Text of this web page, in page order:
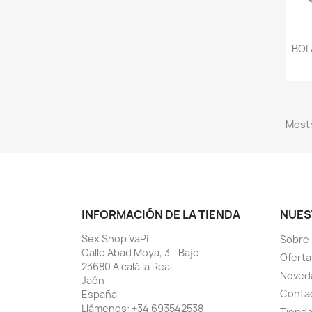
INFORMACIÓN DE LA TIENDA
Sex Shop VaPi
Calle Abad Moya, 3 - Bajo
23680 Alcalá la Real
Jaén
España
Llámenos: +34 693542538